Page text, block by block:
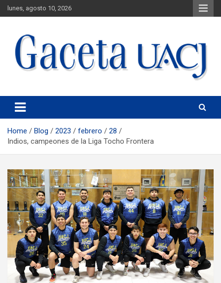
lunes, agosto 10, 2026
Gaceta UACJ
Home Blog 2023 febrero
28
Indios, campeones de la Liga Tocho Frontera